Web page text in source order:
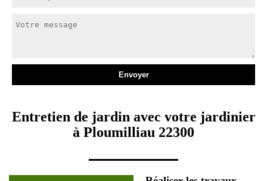
Entretien de jardin avec votre jardinier
à Ploumilliau 22300